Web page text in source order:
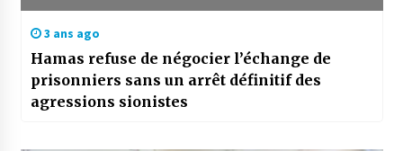
3 ans ago
Hamas refuse de négocier l’échange de
prisonniers sans un arrêt définitif des
agressions sionistes